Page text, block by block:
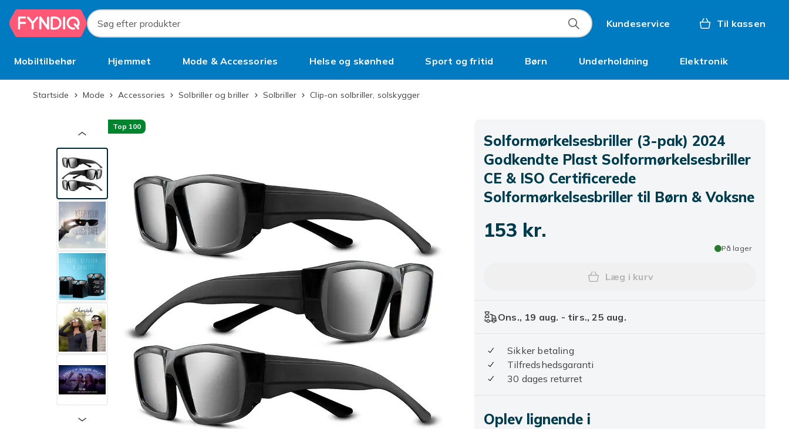
Spring til hovedindhold
Søg efter produkter
Kundeservice Til kassen
Mobiltilbehør Hjemmet Mode & Accessories Helse og skønhed Sport og fritid Børn Underholdning Elektronik
BrugtStartside Mode Accessories Solbriller og briller Solbriller Clip-on solbriller, solskygger
Top 100
Solformørkelsesbriller (3-pak) 2024
Godkendte Plast Solformørkelsesbriller
CE & ISO Certificerede
Solformørkelsesbriller til Børn & Voksne
153 kr.
På lager
Læg Solformørkelsesbriller (3-pak)
Læg i kurv
Ons., 19 aug. - tirs., 25 aug.
Sikker betaling
Tilfredshedsgaranti
30 dages returret
Oplev lignende i